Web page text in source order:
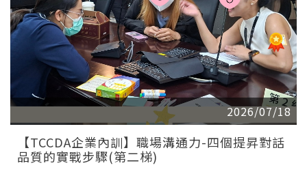
2026/07/18
【TCCDA企業內訓】職場溝通力-四個提昇對話
品質的實戰步驟(第二梯)